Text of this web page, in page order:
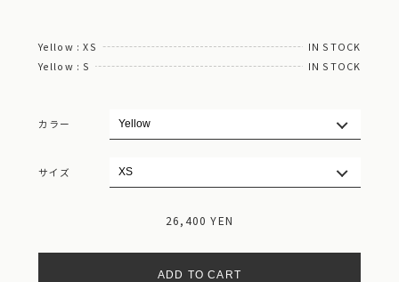
Yellow : XS
IN STOCK
Yellow : S
IN STOCK
カラー
サイズ
26,400 YEN
ADD TO CART